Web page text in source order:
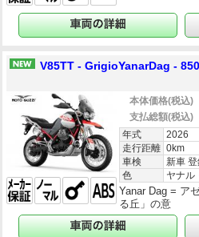
V85TT - GrigioYanarDag -
本体価格(税込)
支払総額(税込)
年式
2026
走行距離 0km
車検
新車
色
ヤナル
Yanar Dag = ア
る丘」の意